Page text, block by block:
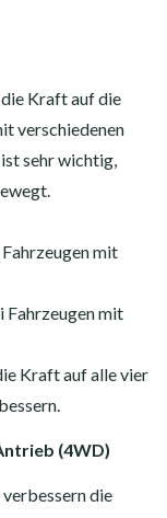
Kraft auf die
verschiedenen
sehr wichtig,
Fahrzeugen mit
Fahrzeugen mit
Kraft auf alle vier
(4WD)
die